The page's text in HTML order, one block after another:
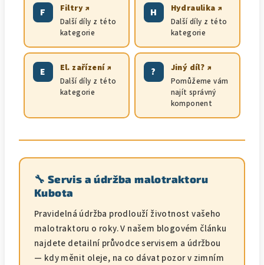
F Filtry ↗
Další díly z této
kategorie
H Hydraulika ↗
Další díly z této
kategorie
E El. zařízení ↗
Další díly z této
kategorie
? Jiný díl? ↗
Pomůžeme vám
najít správný
komponent
🔧 Servis a údržba malotraktoru
Kubota
Pravidelná údržba prodlouží životnost vašeho
malotraktoru o roky. V našem blogovém článku
najdete detailní průvodce servisem a údržbou
— kdy měnit oleje, na co dávat pozor v zimním